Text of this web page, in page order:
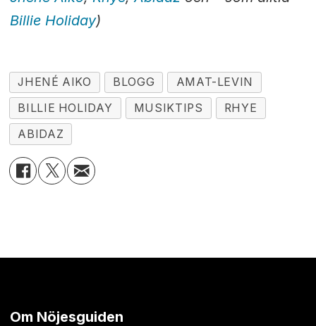
Billie Holiday)
JHENÉ AIKO BLOGG
AMAT-LEVIN
BILLIE HOLIDAY
MUSIKTIPS
RHYE
ABIDAZ
Om Nöjesguiden